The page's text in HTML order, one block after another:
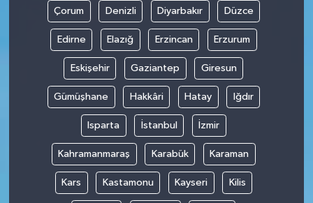
Çorum Denizli Diyarbakır Düzce
Edirne Elazığ Erzincan Erzurum
Eskişehir Gaziantep Giresun
Gümüşhane Hakkâri Hatay Iğdır
Isparta İstanbul İzmir
Kahramanmaraş Karabük Karaman
Kars Kastamonu Kayseri Kilis